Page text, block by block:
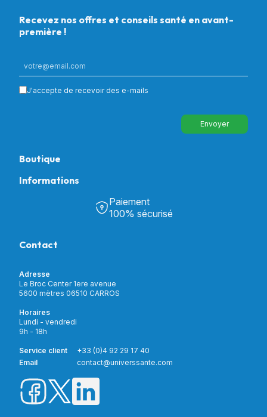
Recevez nos offres et conseils santé en avant-
première !
J'accepte de recevoir des e-mails
Envoyer
Boutique
Puériculture
Incontinence
Soins & Diagnostic
Aide à la mobilité
Matériel de location
Nouveautés
Promotions
Prix barrés
Informations
Découvrir Univers Santé
Notre catalogue
Mon compte
Livraison et paiement
Paiement
100% sécurisé
Contact
Adresse
Le Broc Center 1ere avenue
5600 mètres 06510 CARROS
Horaires
Lundi - vendredi
9h - 18h
Service client
+33 (0)4 92 29 17 40
Email
contact@universsante.com